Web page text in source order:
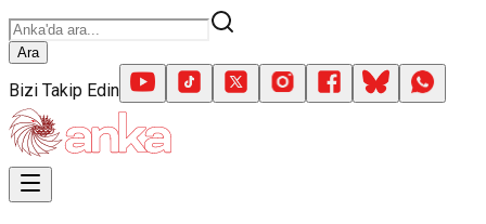
Ara
Bizi Takip Edin